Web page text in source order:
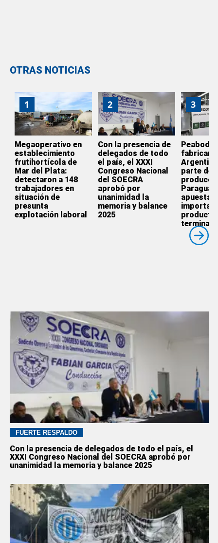
OTRAS NOTICIAS
1
Megaoperativo en
establecimiento
frutihortícola de
Mar del Plata:
detectaron a 148
trabajadores en
situación de
presunta
explotación laboral
2
Con la presencia de
delegados de todo
el país, el XXXI
Congreso Nacional
del SOECRA
aprobó por
unanimidad la
memoria y balance
2025
3
Peabody
fabricar
parte de
apuesta
importar
FUERTE RESPALDO
Con la presencia de delegados de todo el país, el
XXXI Congreso Nacional del SOECRA aprobó por
unanimidad la memoria y balance 2025